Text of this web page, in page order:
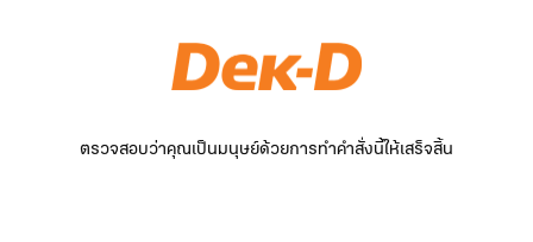
ตรวจสอบว่าคุณเป็นมนุษย์ด้วยการทำคำสั่งนี้ให้เสร็จสิ้น